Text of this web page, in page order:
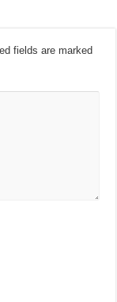
fields are marked